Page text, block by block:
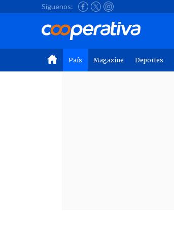
Síguenos:
País Magazine Deportes